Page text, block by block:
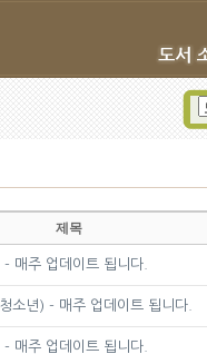
제목
매주 업데이트 됩니다.
소년) - 매주 업데이트 됩니다.
매주 업데이트 됩니다.